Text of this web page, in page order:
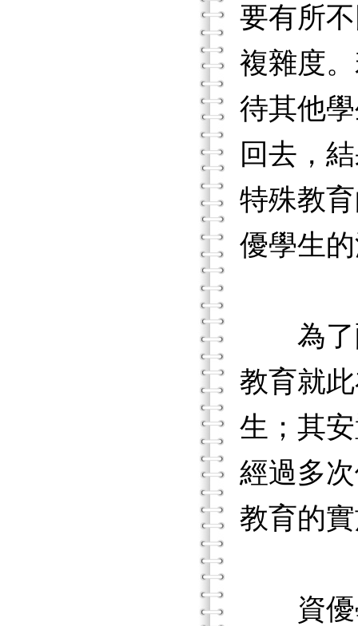
要有所
複雜度
待其他
回去，
特殊教
優學生
為了配
教育就
生；其
經過多
教育的
資優學